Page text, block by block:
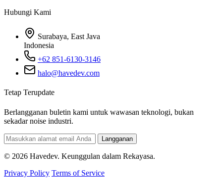
Hubungi Kami
Surabaya, East Java
Indonesia
+62 851-6130-3146
halo@havedev.com
Tetap Terupdate
Berlangganan buletin kami untuk wawasan teknologi, bukan
sekadar noise industri.
Langganan
© 2026 Havedev. Keunggulan dalam Rekayasa.
Privacy Policy Terms of Service